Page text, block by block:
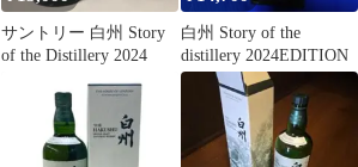
サントリー 白州 Story
of the Distillery 2024
白州 Story of the
distillery 2024EDITION